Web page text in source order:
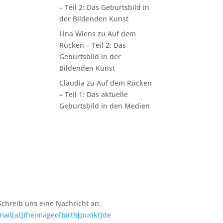
– Teil 2: Das Geburtsbild in
der Bildenden Kunst
Lina Wiens zuAuf dem
Rücken – Teil 2: Das
Geburtsbild in der
Bildenden Kunst
Claudia zuAuf dem Rücken
– Teil 1: Das aktuelle
Geburtsbild in den Medien
uns eine Nachricht an: